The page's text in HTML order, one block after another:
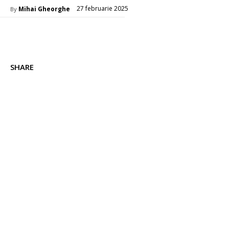
By Mihai Gheorghe 27 februarie 2025
SHARE